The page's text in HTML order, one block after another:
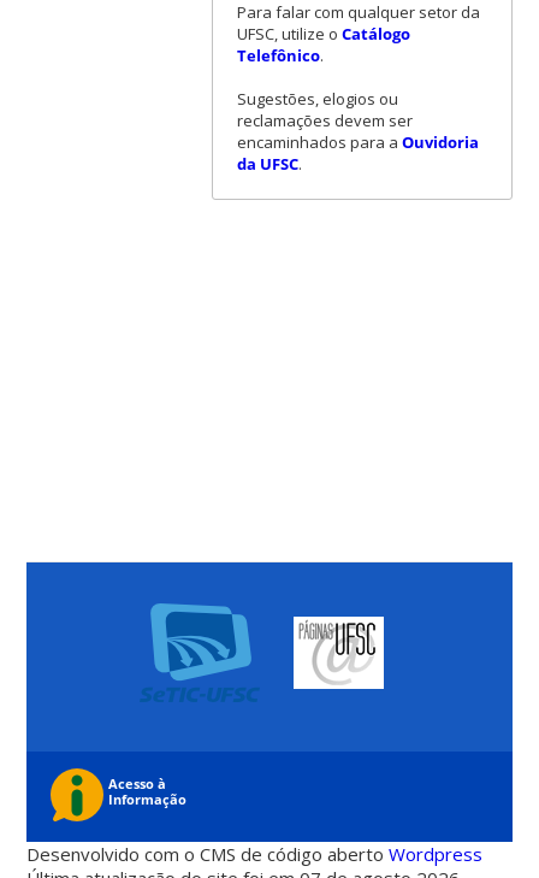
Para falar com qualquer setor da
UFSC, utilize o Catálogo
Telefônico.
Sugestões, elogios ou
reclamações devem ser
encaminhados para a Ouvidoria
da UFSC.
Desenvolvido com o CMS de código abertoWordpress